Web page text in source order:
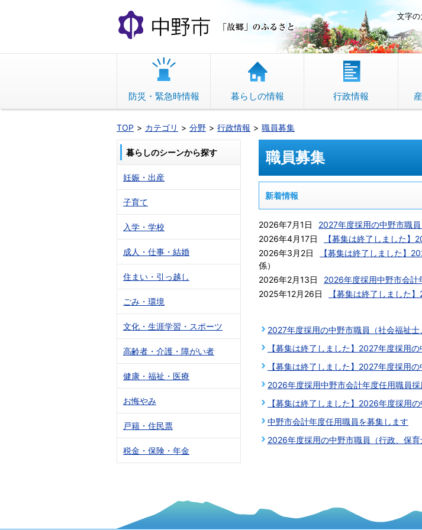
文
へ
動
中野市 「故郷」のふるさと
文字の
防災・緊急時情報 暮らしの情報 行政情報
TOP カテゴリ 分野 行政情報 職員募集
職員募集
新着情報
2026年7月1日 2027年度採用の中野市職
2026年4月17日
【募集は終了しました
2026年3月2日
【募集は終了しました】
係）
2026年2月13日
2026年度採用中野市会計
2025年12月26日
【募集は終了しました
2027年度採用の中野市職員（社会福祉
【募集は終了しました】2027年度採用
【募集は終了しました】2027年度採用
2026年度採用中野市会計年度任用職員
【募集は終了しました】2026年度採用
中野市会計年度任用職員を募集します
2026年度採用の中野市職員（行政、保
暮らしのシーンから探す
妊娠・出産
子育て
入学・学校
成人・仕事・結婚
住まい・引っ越し
ごみ・環境
文化・生涯学習・スポーツ
高齢者・介護・障がい者
健康・福祉・医療
お悔やみ
戸籍・住民票
税金・保険・年金